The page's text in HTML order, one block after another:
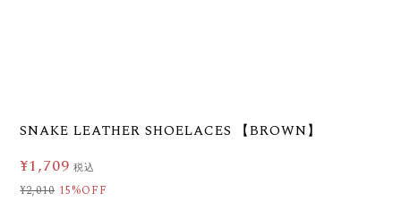
SNAKE LEATHER SHOELACES 【BROWN】
¥1,709 税込
¥2,010 15%OFF